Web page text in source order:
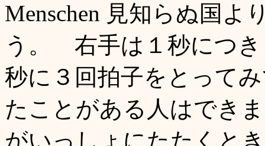
Menschen 見知らぬ国よ
う。 右手は１秒につき
秒に３回拍子をとって
たことがある人はでき
がいっしょにたたくと